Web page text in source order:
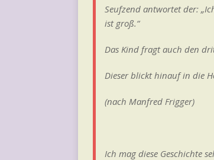
Seufzend antwortet der:
ist groß.“
Das Kind fragt auch den
Dieser blickt hinauf in die
(nach Manfred Frigger)
Ich mag diese Geschichte